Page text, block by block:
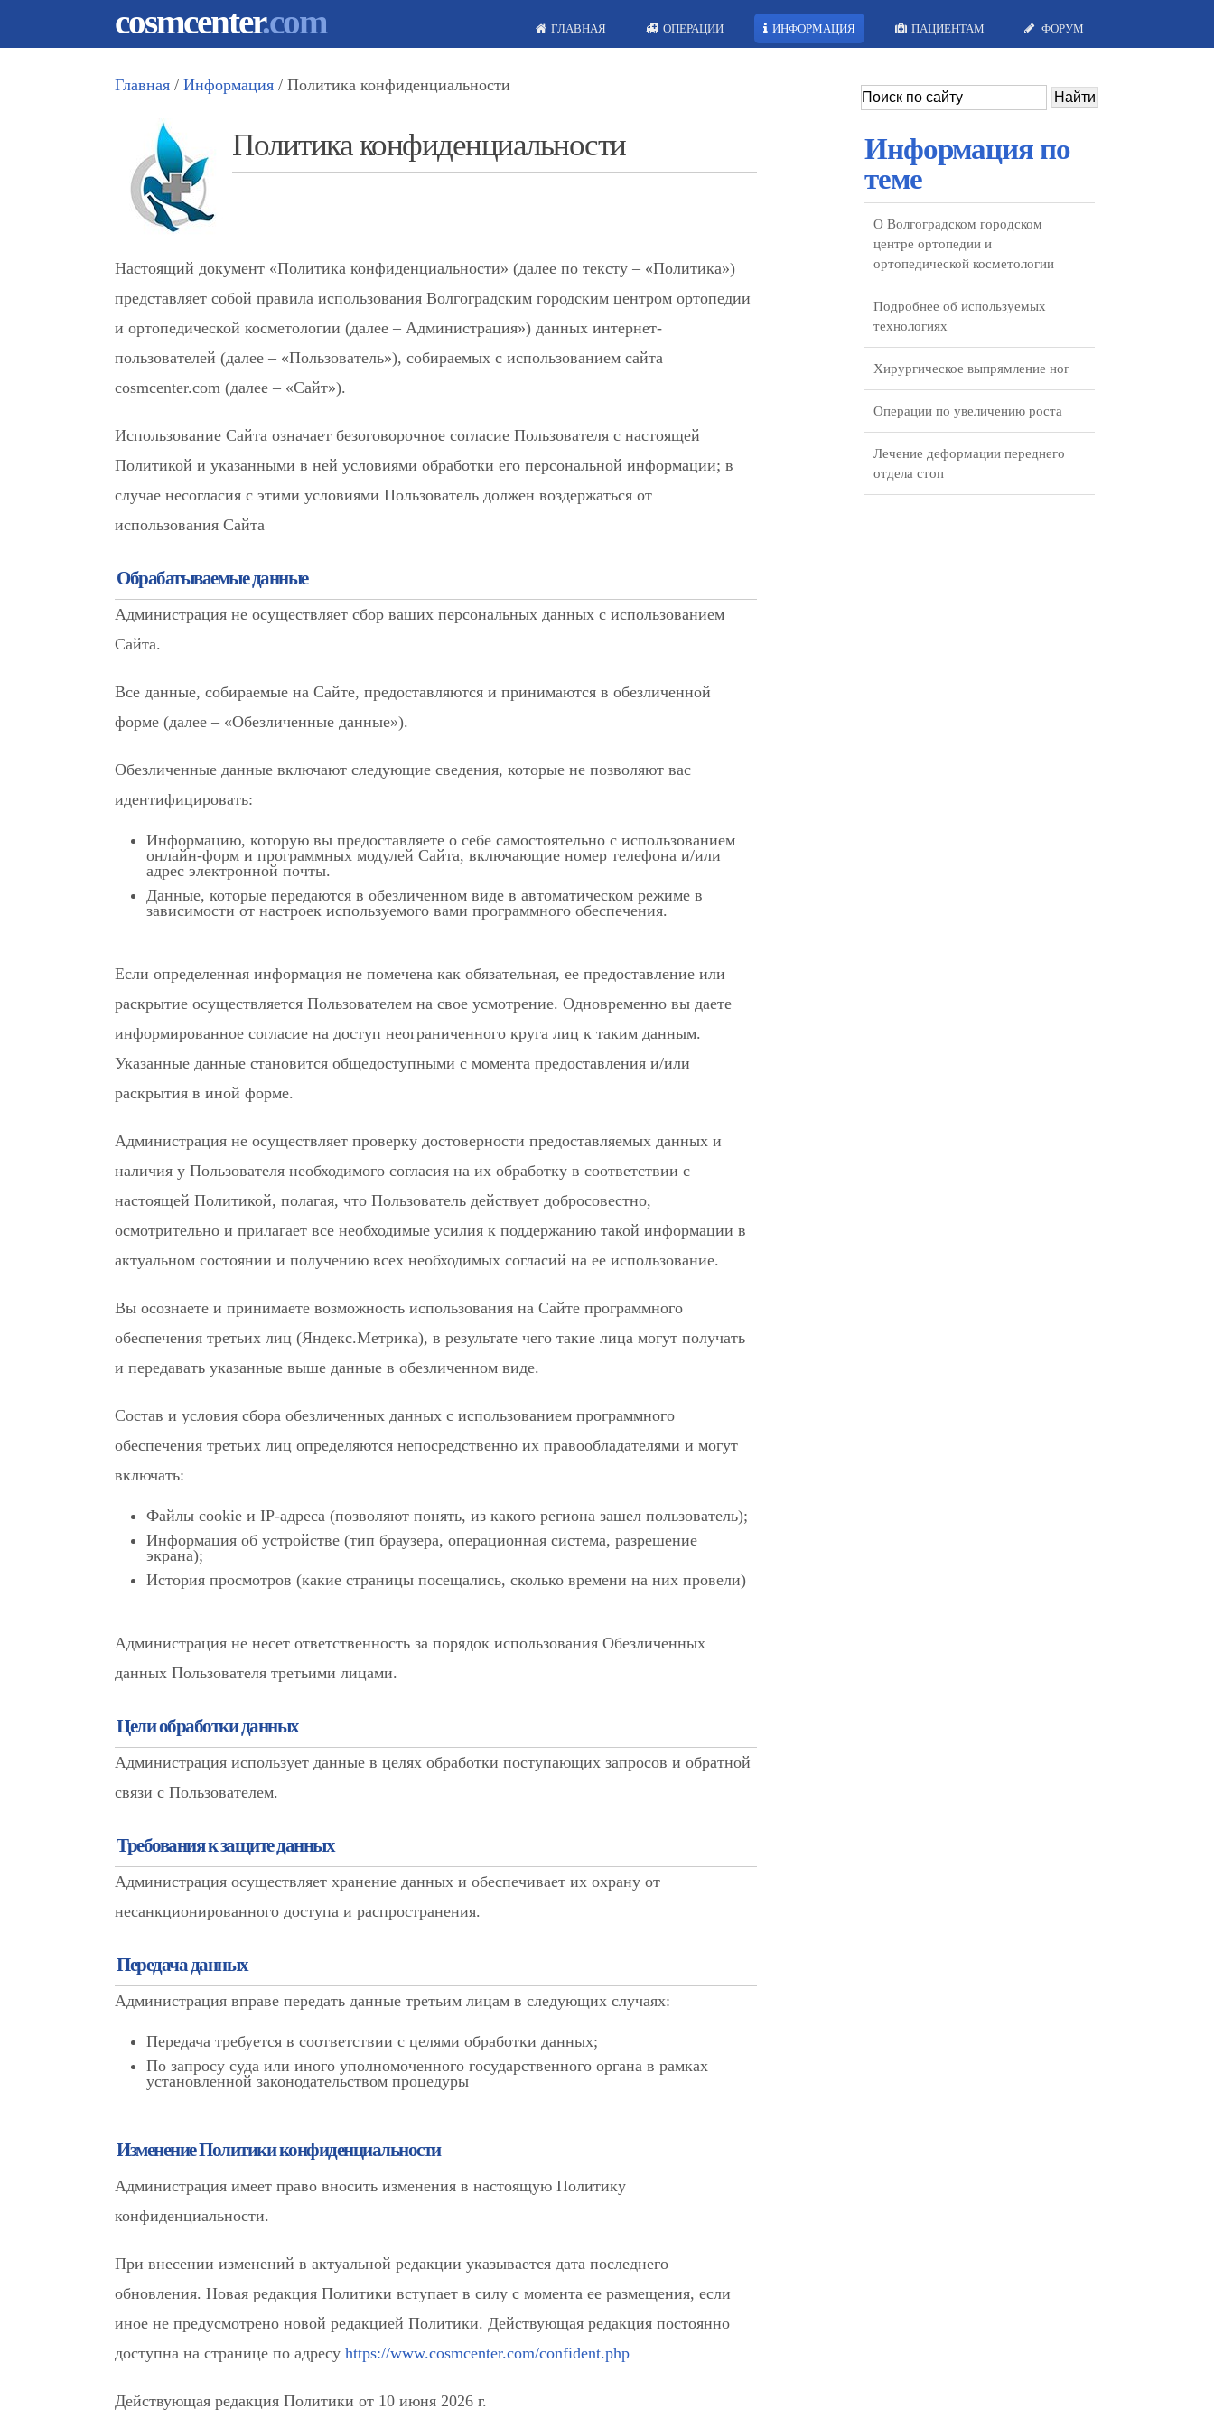
cosmcenter.com ГЛАВНАЯ ОПЕРАЦИИ ИНФОРМАЦИЯ ПАЦИЕНТАМ ФОРУМ
Главная / Информация / Политика конфиденциальности
Политика конфиденциальности
Настоящий документ «Политика конфиденциальности» (далее по тексту – «Политика»)
представляет собой правила использования Волгоградским городским центром ортопедии
и ортопедической косметологии (далее – Администрация») данных интернет-
пользователей (далее – «Пользователь»), собираемых с использованием сайта
cosmcenter.com (далее – «Сайт»).
Использование Сайта означает безоговорочное согласие Пользователя с настоящей
Политикой и указанными в ней условиями обработки его персональной информации; в
случае несогласия с этими условиями Пользователь должен воздержаться от
использования Сайта
Обрабатываемые данные
Администрация не осуществляет сбор ваших персональных данных с использованием
Сайта.
Все данные, собираемые на Сайте, предоставляются и принимаются в обезличенной
форме (далее – «Обезличенные данные»).
Обезличенные данные включают следующие сведения, которые не позволяют вас
идентифицировать:
Информацию, которую вы предоставляете о себе самостоятельно с использованием
онлайн-форм и программных модулей Сайта, включающие номер телефона и/или
адрес электронной почты.
Данные, которые передаются в обезличенном виде в автоматическом режиме в
зависимости от настроек используемого вами программного обеспечения.
Если определенная информация не помечена как обязательная, ее предоставление или
раскрытие осуществляется Пользователем на свое усмотрение. Одновременно вы даете
информированное согласие на доступ неограниченного круга лиц к таким данным.
Указанные данные становится общедоступными с момента предоставления и/или
раскрытия в иной форме.
Администрация не осуществляет проверку достоверности предоставляемых данных и
наличия у Пользователя необходимого согласия на их обработку в соответствии с
настоящей Политикой, полагая, что Пользователь действует добросовестно,
осмотрительно и прилагает все необходимые усилия к поддержанию такой информации в
актуальном состоянии и получению всех необходимых согласий на ее использование.
Вы осознаете и принимаете возможность использования на Сайте программного
обеспечения третьих лиц (Яндекс.Метрика), в результате чего такие лица могут получать
и передавать указанные выше данные в обезличенном виде.
Состав и условия сбора обезличенных данных с использованием программного
обеспечения третьих лиц определяются непосредственно их правообладателями и могут
включать:
Файлы cookie и IP-адреса (позволяют понять, из какого региона зашел пользователь);
Информация об устройстве (тип браузера, операционная система, разрешение
экрана);
История просмотров (какие страницы посещались, сколько времени на них провели)
Администрация не несет ответственность за порядок использования Обезличенных
данных Пользователя третьими лицами.
Цели обработки данных
Администрация использует данные в целях обработки поступающих запросов и обратной
связи с Пользователем.
Требования к защите данных
Администрация осуществляет хранение данных и обеспечивает их охрану от
несанкционированного доступа и распространения.
Передача данных
Администрация вправе передать данные третьим лицам в следующих случаях:
Передача требуется в соответствии с целями обработки данных;
По запросу суда или иного уполномоченного государственного органа в рамках
установленной законодательством процедуры
Изменение Политики конфиденциальности
Администрация имеет право вносить изменения в настоящую Политику
конфиденциальности.
При внесении изменений в актуальной редакции указывается дата последнего
обновления. Новая редакция Политики вступает в силу с момента ее размещения, если
иное не предусмотрено новой редакцией Политики. Действующая редакция постоянно
доступна на странице по адресу https://www.cosmcenter.com/confident.php
Действующая редакция Политики от 10 июня 2026 г.
Информация по
теме
О Волгоградском городском
центре ортопедии и
ортопедической косметологии
Подробнее об используемых
технологиях
Хирургическое выпрямление ног
Операции по увеличению роста
Лечение деформации переднего
отдела стоп